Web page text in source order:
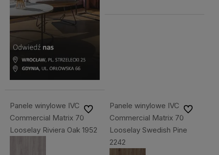
Panele winylowe IVC
Commercial Matrix 70
Looselay Riviera Oak 1952
Do ulubionychPanele winylowe IVC
Commercial Matrix 70
Looselay Swedish Pine
2242
Do